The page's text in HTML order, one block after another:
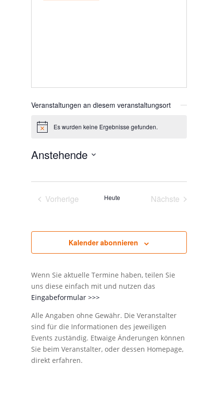
Veranstaltungen an diesem veranstaltungsort
HinweisEs wurden keine Ergebnisse gefunden.
Anstehende
Vorherige
Heute
Nächste
Kalender abonnieren
Wenn Sie aktuelle Termine haben, teilen Sie
uns diese einfach mit und nutzen das
Eingabeformular >>>
Alle Angaben ohne Gewähr. Die Veranstalter
sind für die Informationen des jeweiligen
Events zuständig. Etwaige Änderungen können
Sie beim Veranstalter, oder dessen Homepage,
direkt erfahren.